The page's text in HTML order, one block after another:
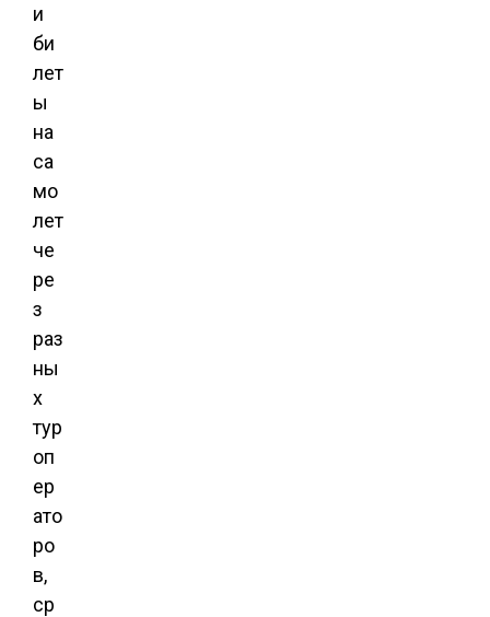
и
би
лет
ы
на
са
мо
лет
че
ре
з
раз
ны
х
тур
оп
ер
ато
ро
в,
ср